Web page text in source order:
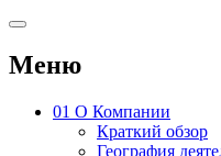
Меню
01 О Компании
Краткий обзор
География